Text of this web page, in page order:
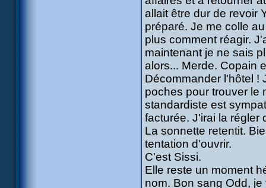
allait être dur de revoir
préparé. Je me colle
plus comment réagir.
maintenant je ne sais
alors... Merde. Copain
Décommander l'hôtel !
poches pour trouver le
standardiste est
facturée. J'irai la régler
La sonnette retentit.
tentation d'ouvrir.
C'est Sissi.
Elle reste un moment
nom. Bon sang Odd,